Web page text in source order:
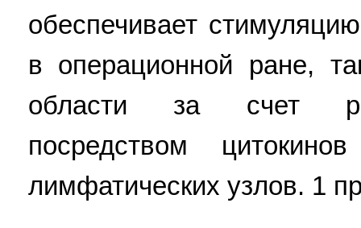
обеспечивает
в операционной ране,
области за счет
посредством
лимфатических узлов. 1